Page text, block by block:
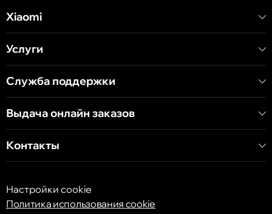
Кишинёв
ул. Арборилор 21, CC «Shopping MallDova»
Xiaomi
Услуги
Служба поддержки
Выдача онлайн заказов
Контакты
Настройки cookie
Политика использования cookie